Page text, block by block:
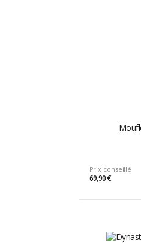
Prix conseillé
69,90 €